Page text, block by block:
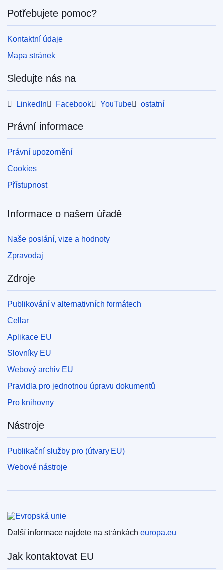
Potřebujete pomoc?
Kontaktní údaje
Mapa stránek
Sledujte nás na
LinkedIn Facebook YouTube ostatní
Právní informace
Právní upozornění
Cookies
Přístupnost
Informace o našem úřadě
Naše poslání, vize a hodnoty
Zpravodaj
Zdroje
Publikování v alternativních formátech
Cellar
Aplikace EU
Slovníky EU
Webový archiv EU
Pravidla pro jednotnou úpravu dokumentů
Pro knihovny
Nástroje
Publikační služby pro (útvary EU)
Webové nástroje
Další informace najdete na stránkách europa.eu
Jak kontaktovat EU